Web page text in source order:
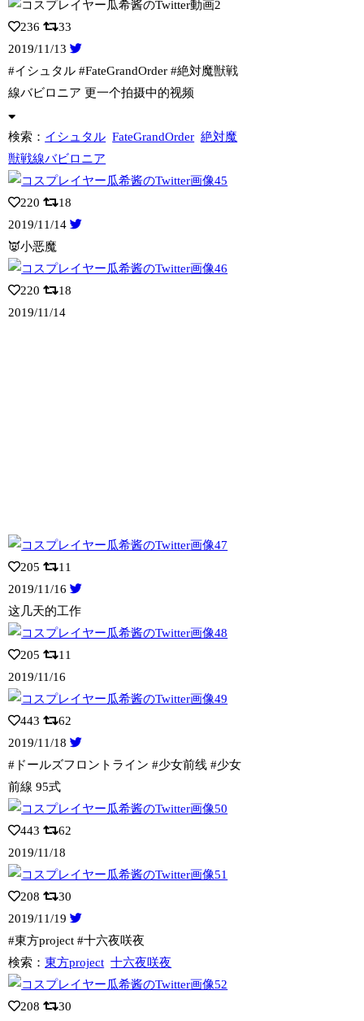
236
33
2019/11/13
#イシュタル #FateGrandOrder #絶対魔獣戦
線バビロニア 更一个拍摄中的视频
検索： イシュタル FateGrandOrder 絶対魔
獣戦線バビロニア
220
18
2019/11/14
👿小恶魔
220
18
2019/11/14
205
11
2019/11/16
这几天的工作
205
11
2019/11/16
443
62
2019/11/18
#ドールズフロントライン #少女前线 #少女
前線 95式
443
62
2019/11/18
208
30
2019/11/19
#東方project #十六夜咲夜
検索：東方project 十六夜咲夜
208
30